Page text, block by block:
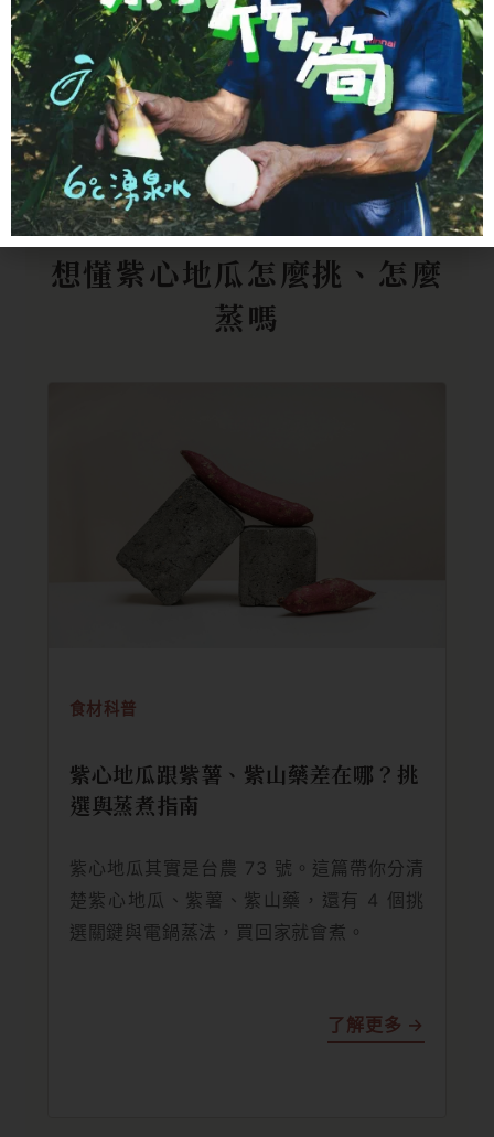
農場以友善的方式耕作，不使用化學肥料與化學
農藥
，也很在意田間的生態與土地狀態。這款紫
心地瓜，就是謝大哥在田裡一鏟一鏟、親手挑出來
的小顆好貨。從一塊照顧好的田，到你家餐桌上那
一碗紫色稀飯，背後是一個農夫實實在在的用心。
延伸閱讀
想懂紫心地瓜怎麼挑、怎麼
蒸嗎
食材科普
紫心地瓜跟紫薯、紫山藥差在哪？挑
選與蒸煮指南
紫心地瓜其實是台農 73 號。這篇帶你分清
楚紫心地瓜、紫薯、紫山藥，還有 4 個挑
選關鍵與電鍋蒸法，買回家就會煮。
了解更多 →